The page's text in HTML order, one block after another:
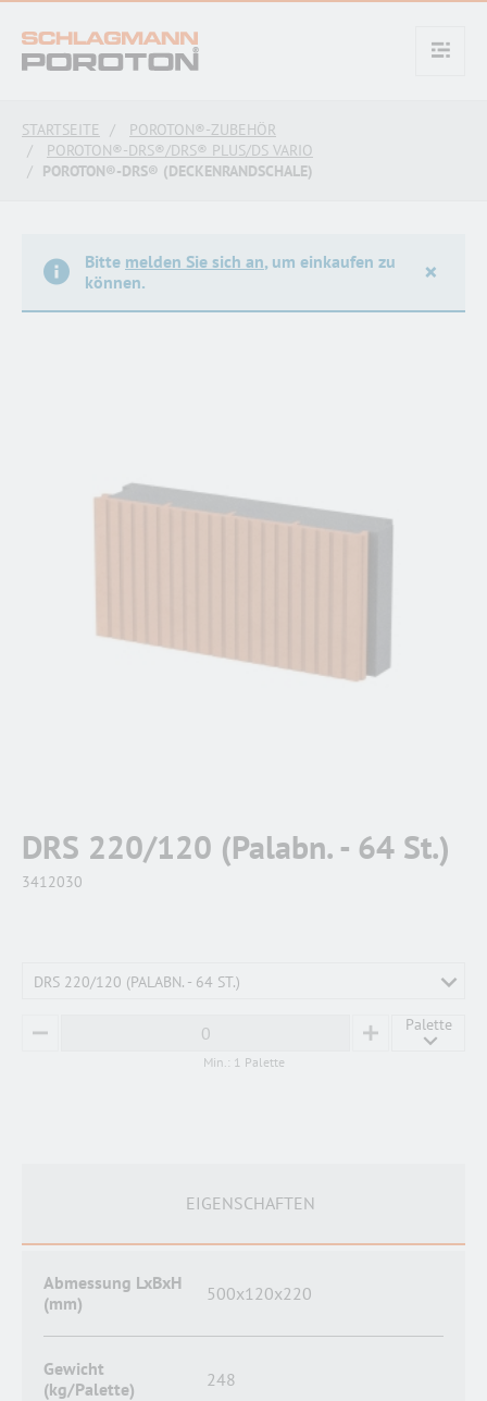
text.skipToContent
text.skipToNavigation
STARTSEITE
POROTON®-ZUBEHÖR
POROTON®-DRS®/DRS® PLUS/DS VARIO
POROTON®-DRS® (DECKENRANDSCHALE)
Bitte melden Sie sich an, um einkaufen zu
können.
×
DRS 220/120 (Palabn. - 64 St.)
3412030
DRS 220/120 (PALABN. - 64 ST.)
MINUS PLUS
Palette
Min.: 1 Palette
EIGENSCHAFTEN
Abmessung LxBxH
(mm)
500x120x220
Gewicht
(kg/Palette)
248